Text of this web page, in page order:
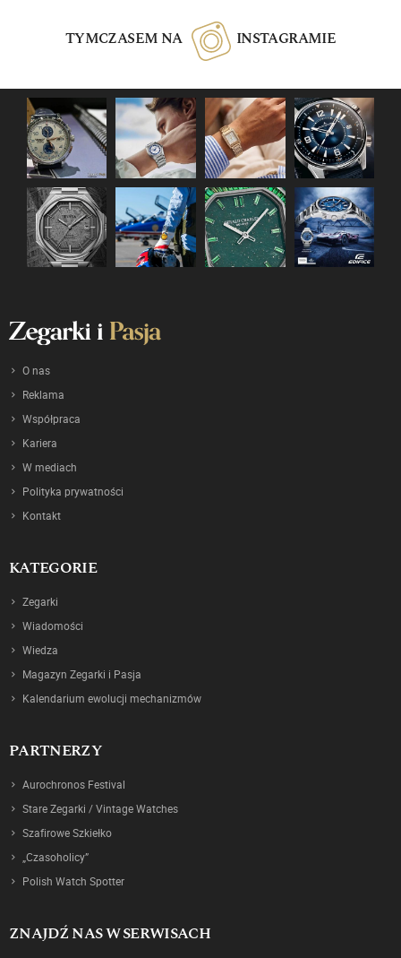
TYMCZASEM NA INSTAGRAMIE
O nas
Reklama
Współpraca
Kariera
W mediach
Polityka prywatności
Kontakt
KATEGORIE
Zegarki
Wiadomości
Wiedza
Magazyn Zegarki i Pasja
Kalendarium ewolucji mechanizmów
PARTNERZY
Aurochronos Festival
Stare Zegarki / Vintage Watches
Szafirowe Szkiełko
„Czasoholicy”
Polish Watch Spotter
ZNAJDŹ NAS W SERWISACH